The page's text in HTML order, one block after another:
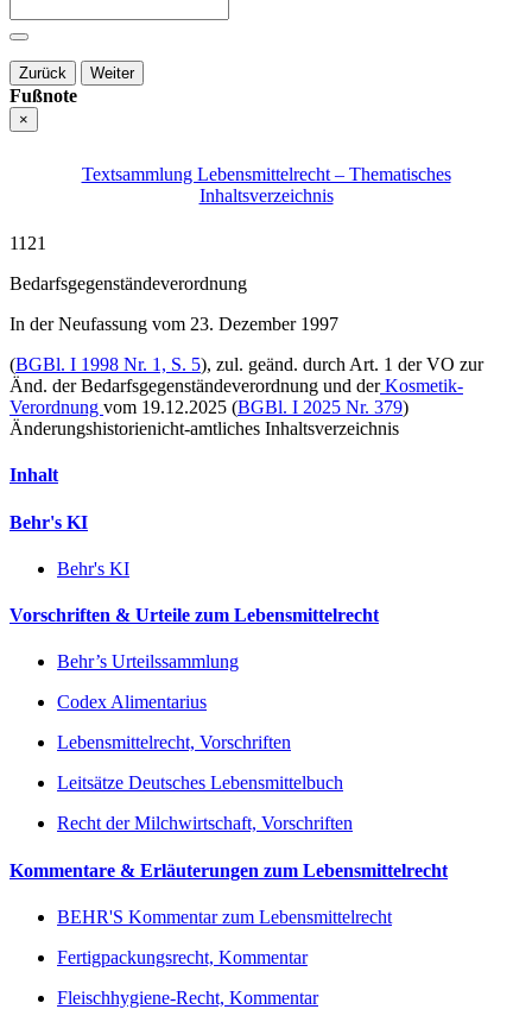
Zurück Weiter
Fußnote
×
Textsammlung Lebensmittelrecht – Thematisches
Inhaltsverzeichnis
1121
Bedarfsgegenstände­verordnung
In der Neufassung vom 23. Dezember 1997
(BGBl. I 1998 Nr. 1, S. 5), zul. geänd. durch Art. 1 der VO zur
Änd. der Bedarfsgegenstände­verordnung und derKosmetik-
Verordnung vom 19.12.2025 (BGBl. I 2025 Nr. 379)
Änderungshistorienicht-amtliches Inhaltsverzeichnis
Inhalt
Behr's KI
Behr's KI
Vorschriften & Urteile zum Lebensmittelrecht
Behr’s Urteilssammlung
Codex Alimentarius
Lebensmittelrecht, Vorschriften
Leitsätze Deutsches Lebensmittelbuch
Recht der Milchwirtschaft, Vorschriften
Kommentare & Erläuterungen zum Lebensmittelrecht
BEHR'S Kommentar zum Lebensmittelrecht
Fertigpackungsrecht, Kommentar
Fleischhygiene-Recht, Kommentar